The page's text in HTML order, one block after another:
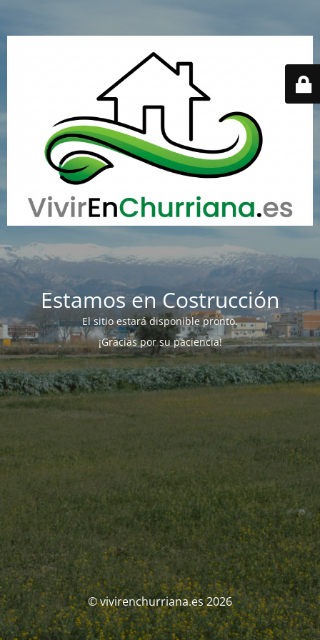
Estamos en Costrucción
El sitio estará disponible pronto.
¡Gracias por su paciencia!
© vivirenchurriana.es 2026